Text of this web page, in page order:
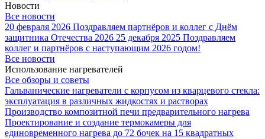
Новости
Все новости
20 февраля 2026 Поздравляем партнёров и коллег с Днём
защитника Отечества 2026 25 декабря 2025 Поздравляем
коллег и партнёров с наступающим 2026 годом!
Все новости
Использование нагревателей
Все обзоры и советы
Гальванические нагреватели с корпусом из кварцевого стекла:
эксплуатация в различных жидкостях и растворах
Производство композитной печи предварительного нагрева
Проектирование и создание термокамеры для
единовременного нагрева до 72 бочек на 15 квадратных